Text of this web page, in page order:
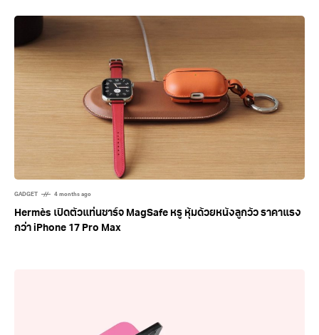
GADGET 4 months ago
Hermès เปิดตัวแท่นชาร์จ MagSafe หรู หุ้มด้วยหนังลูกวัว ราคาแรง
กว่า iPhone 17 Pro Max